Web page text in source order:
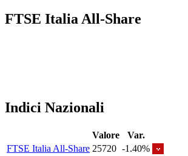
FTSE Italia All-Share
Indici Nazionali
Valore
Var.
FTSE Italia All-Share 25720 -1.40%